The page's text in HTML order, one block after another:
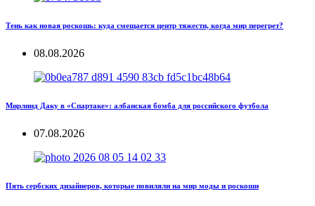
Тень как новая роскошь: куда смещается центр тяжести, когда мир перегрет?
08.08.2026
Мирлинд Даку в «Спартаке»: албанская бомба для российского футбола
07.08.2026
Пять сербских дизайнеров, которые повиляли на мир моды и роскоши